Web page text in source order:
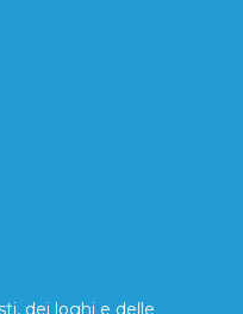
dei loghi e delle